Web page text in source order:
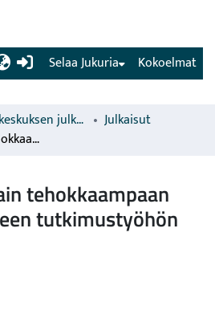
(current) Kokoelmat
Selaa Jukuria
Luonnonvarakeskuksen julkaisut
Julkaisut
Tietokone - avain tehokkaampaan maataloudelliseen tutkimustyöhön
tehokkaampaan
tutkimustyöhön